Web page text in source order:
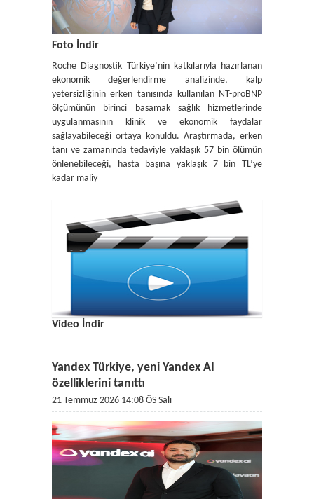
Foto İndir
Roche Diagnostik Türkiye’nin katkılarıyla hazırlanan
ekonomik değerlendirme analizinde, kalp
yetersizliğinin erken tanısında kullanılan NT-proBNP
ölçümünün birinci basamak sağlık hizmetlerinde
uygulanmasının klinik ve ekonomik faydalar
sağlayabileceği ortaya konuldu. Araştırmada, erken
tanı ve zamanında tedaviyle yaklaşık 57 bin ölümün
önlenebileceği, hasta başına yaklaşık 7 bin TL’ye
kadar maliy
Video İndir
Yandex Türkiye, yeni Yandex AI
özelliklerini tanıttı
21 Temmuz 2026 14:08 ÖS Salı